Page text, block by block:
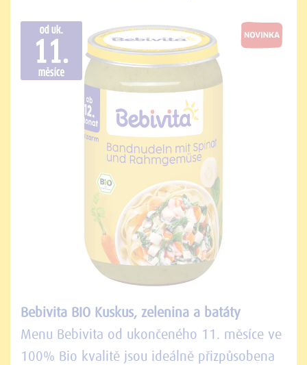
Bebivita BIO Kuskus, zelenina a batáty
Menu Bebivita od ukončeného 11. měsíce ve
100% Bio kvalitě jsou ideálně přizpůsobena